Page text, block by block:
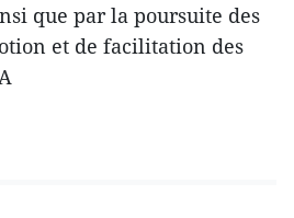
que par la poursuite des
et de facilitation des